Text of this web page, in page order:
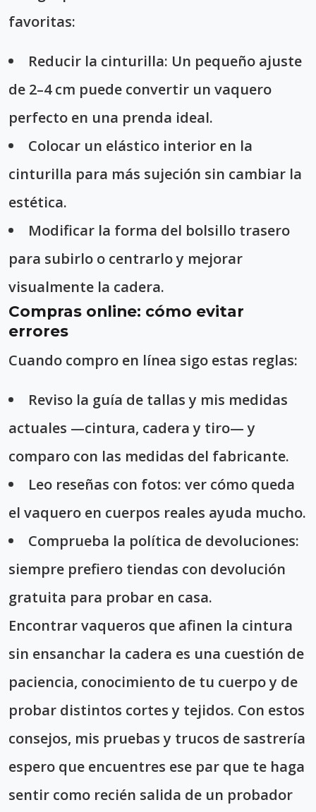
favoritas:
Reducir la cinturilla: Un pequeño ajuste
de 2–4 cm puede convertir un vaquero
perfecto en una prenda ideal.
Colocar un elástico interior en la
cinturilla para más sujeción sin cambiar la
estética.
Modificar la forma del bolsillo trasero
para subirlo o centrarlo y mejorar
visualmente la cadera.
Compras online: cómo evitar
errores
Cuando compro en línea sigo estas reglas:
Reviso la guía de tallas y mis medidas
actuales —cintura, cadera y tiro— y
comparo con las medidas del fabricante.
Leo reseñas con fotos: ver cómo queda
el vaquero en cuerpos reales ayuda mucho.
Comprueba la política de devoluciones:
siempre prefiero tiendas con devolución
gratuita para probar en casa.
Encontrar vaqueros que afinen la cintura
sin ensanchar la cadera es una cuestión de
paciencia, conocimiento de tu cuerpo y de
probar distintos cortes y tejidos. Con estos
consejos, mis pruebas y trucos de sastrería
espero que encuentres ese par que te haga
sentir como recién salida de un probador